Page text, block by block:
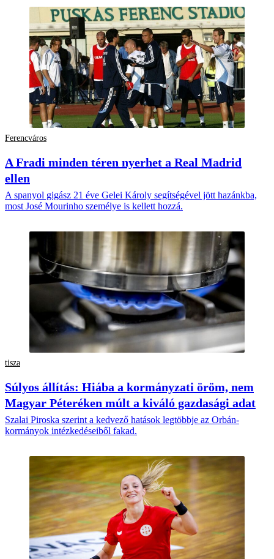
Ferencváros
A Fradi minden téren nyerhet a Real Madrid
ellen
A spanyol gigász 21 éve Gelei Károly segítségével jött hazánkba,
most José Mourinho személye is kellett hozzá.
tisza
Súlyos állítás: Hiába a kormányzati öröm, nem
Magyar Péteréken múlt a kiváló gazdasági adat
Szalai Piroska szerint a kedvező hatások legtöbbje az Orbán-
kormányok intézkedéseiből fakad.